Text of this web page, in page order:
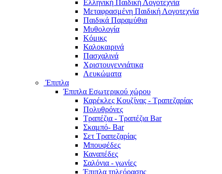
Ελληνική Παιδική Λογοτεχνία
Μεταφρασμένη Παιδική Λογοτεχνία
Παιδικά Παραμύθια
Μυθολογία
Κόμικς
Καλοκαιρινά
Πασχαλινά
Χριστουγεννιάτικα
Λευκώματα
Έπιπλα
Έπιπλα Εσωτερικού χώρου
Καρέκλες Κουζίνας - Τραπεζαρίας
Πολυθρόνες
Τραπέζια - Τραπέζια Bar
Σκαμπό- Bar
Σετ Τραπεζαρίας
Μπουφέδες
Καναπέδες
Σαλόνια - γωνίες
Έπιπλα τηλεόρασης